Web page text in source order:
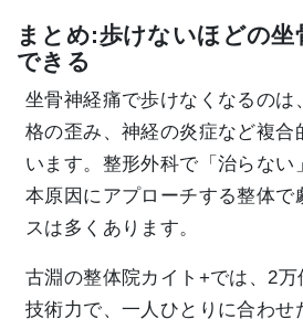
まとめ:歩けないほどの坐
できる
坐骨神経痛で歩けなくなるのは
格の歪み、神経の炎症など複合
います。整形外科で「治らない
本原因にアプローチする整体で
スは多くあります。
古淵の整体院カイト+では、2
技術力で、一人ひとりに合わせ